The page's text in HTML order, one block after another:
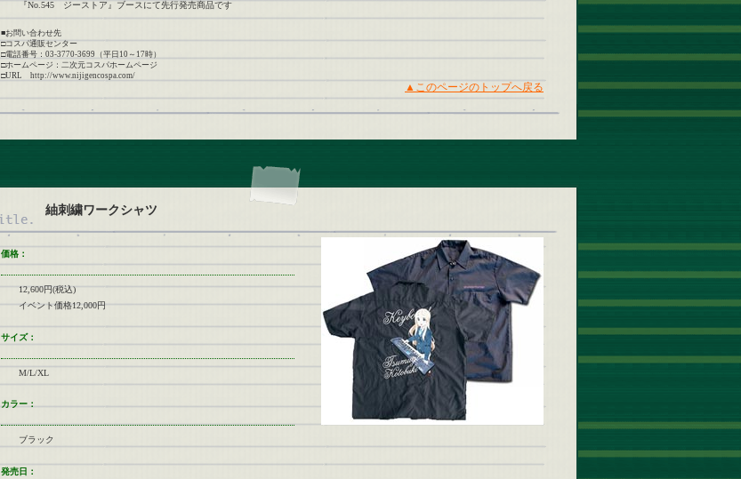
『No.545 ジーストア』ブースにて先行発売商品です
■お問い合わせ先
□コスパ通販センター
□電話番号：03-3770-3699（平日10～17時）
□ホームページ：二次元コスパホームページ
□URL http://www.nijigencospa.com/
▲このページのトップへ戻る
紬刺繍ワークシャツ
価格：
12,600円(税込)
イベント価格12,000円
サイズ：
M/L/XL
カラー：
ブラック
発売日：